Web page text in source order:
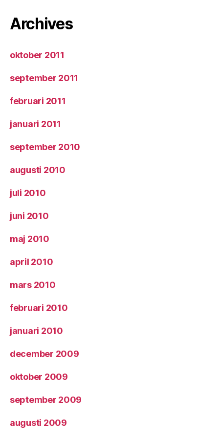
Archives
oktober 2011
september 2011
februari 2011
januari 2011
september 2010
augusti 2010
juli 2010
juni 2010
maj 2010
april 2010
mars 2010
februari 2010
januari 2010
december 2009
oktober 2009
september 2009
augusti 2009